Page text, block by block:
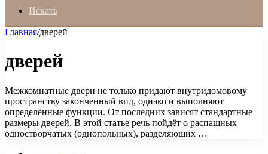
Искать
Главная/дверей
дверей
Межкомнатные двери не только придают внутридомовому
пространству законченный вид, однако и выполняют
определённые функции. От последних зависят стандартные
размеры дверей. В этой статье речь пойдёт о распашных
одностворчатых (однопольных), разделяющих …